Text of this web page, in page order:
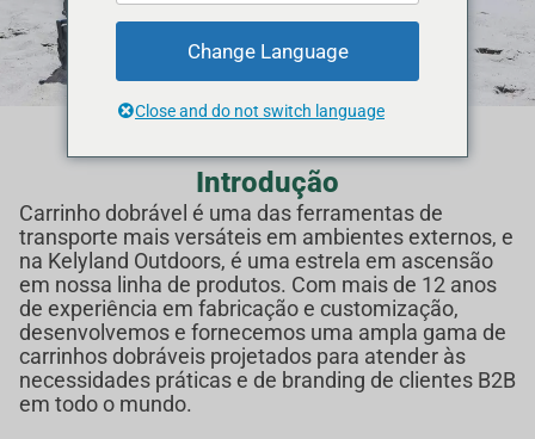
Introdução
Carrinho dobrável é uma das ferramentas de
transporte mais versáteis em ambientes externos, e
na Kelyland Outdoors, é uma estrela em ascensão
em nossa linha de produtos. Com mais de 12 anos
de experiência em fabricação e customização,
desenvolvemos e fornecemos uma ampla gama de
carrinhos dobráveis projetados para atender às
necessidades práticas e de branding de clientes B2B
em todo o mundo.
Change Language
Close and do not switch language